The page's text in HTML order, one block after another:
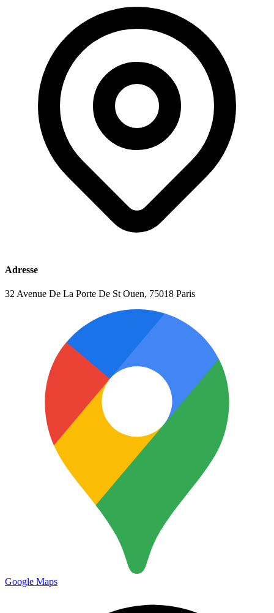
Adresse
32 Avenue De La Porte De St Ouen, 75018 Paris
Google Maps